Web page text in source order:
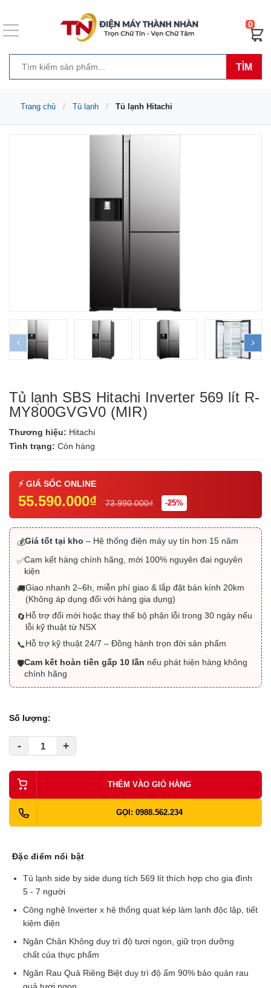
TÌM
0
Trang chủ Tủ lạnh Tủ lạnh Hitachi
prev
Tủ lạnh SBS Hitachi Inverter 569 lít R-
MY800GVGV0 (MIR)
Thương hiệu: Hitachi
Tình trạng: Còn hàng
55.590.000₫ 73.990.000₫ -25%
💰Giá tốt tại kho – Hệ thống điện máy uy tín hơn 15 năm
✅Cam kết hàng chính hãng, mới 100% nguyên đai nguyên
kiện
🚚Giao nhanh 2–6h, miễn phí giao & lắp đặt bán kính 20km
(Không áp dụng đối với hàng gia dụng)
🔄Hỗ trợ đổi mới hoặc thay thế bộ phận lỗi trong 30 ngày nếu
lỗi kỹ thuật từ NSX
📞Hỗ trợ kỹ thuật 24/7 – Đồng hành trọn đời sản phẩm
🛡️Cam kết hoàn tiền gấp 10 lần nếu phát hiện hàng không
chính hãng
Số lượng:
- +
THÊM VÀO GIỎ HÀNG
GỌI: 0988.562.234
Đặc điểm nổi bật
Tủ lạnh side by side dung tích 569 lít thích hợp cho gia đình
5 - 7 người
Công nghệ Inverter x hệ thống quạt kép làm lạnh độc lập, tiết
kiệm điện
Ngăn Chân Không duy trì độ tươi ngon, giữ trọn dưỡng
chất của thực phẩm
Ngăn Rau Quả Riêng Biệt duy trì độ ẩm 90% bảo quản rau